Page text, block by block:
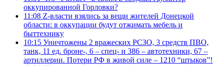
оккупированной Горловки?
11:08 Z-власти взялись за вещи жителей Донецкой
области: в оккупации будут отжимать мебель и
быттехнику
10:15 Уничтожены 2 вражеских РСЗО, 3 средств ПВО,
танк, 11 ед. броне-, 6 – спец- и 386 – автотехники, 67 –
артиллерии. Потери РФ в живой силе – 1210 “штыков”!